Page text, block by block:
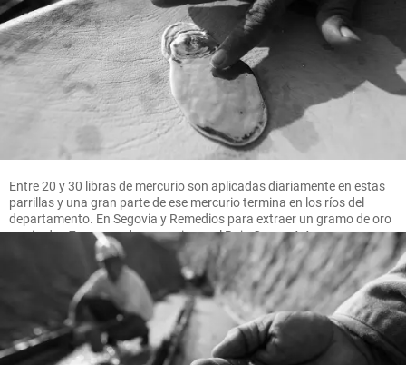
Entre 20 y 30 libras de mercurio son aplicadas diariamente en estas
parrillas y una gran parte de ese mercurio termina en los ríos del
departamento. En Segovia y Remedios para extraer un gramo de oro
se pierden 7 gramos de mercurio, en el Bajo Cauca 4.4 gramos.
FOTO MANUEL SALDARRIAGA